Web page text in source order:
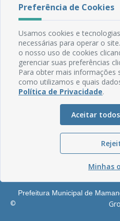
CEP: 58.280-000 -
Fone: (83) 3292-
Email:
Expediente: Segunda à Sexta,
Mapa do Site
Perguntas
Glossário
Serviços
©
Prefeitura Municipal de
Preferência de Cookies
Usamos cookies e
necessárias para operar o
o nosso uso de cookies
gerenciar suas preferências
Para obter mais informações
como utilizamos e quais
Política de Privacidade.
Aceitar
Minhas